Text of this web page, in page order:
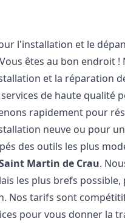
l'installation et le
êtes au bon endroit
et la réparation
de haute qualité
rapidement pour
neuve ou pour
des outils les plus
Martin de Crau.
les plus brefs
Nos tarifs sont
pour vous donner la